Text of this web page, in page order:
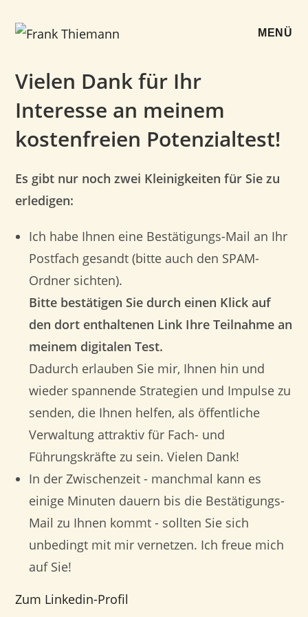
Inhalt
springen
MENÜ
Vielen Dank für Ihr
Interesse an meinem
kostenfreien Potenzialtest!
Es gibt nur noch zwei Kleinigkeiten für Sie zu
erledigen:
Ich habe Ihnen eine Bestätigungs-Mail an Ihr
Postfach gesandt (bitte auch den SPAM-
Ordner sichten).
Bitte bestätigen Sie durch einen Klick auf
den dort enthaltenen Link Ihre Teilnahme an
meinem digitalen Test.
Dadurch erlauben Sie mir, Ihnen hin und
wieder spannende Strategien und Impulse zu
senden, die Ihnen helfen, als öffentliche
Verwaltung attraktiv für Fach- und
Führungskräfte zu sein. Vielen Dank!
In der Zwischenzeit - manchmal kann es
einige Minuten dauern bis die Bestätigungs-
Mail zu Ihnen kommt - sollten Sie sich
unbedingt mit mir vernetzen. Ich freue mich
auf Sie!
Zum Linkedin-Profil